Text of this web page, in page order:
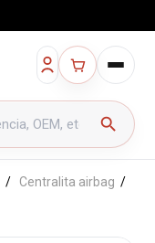
search
Centralita airbag